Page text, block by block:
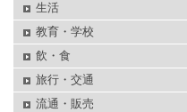
生活
教育・学校
飲・食
旅行・交通
流通・販売